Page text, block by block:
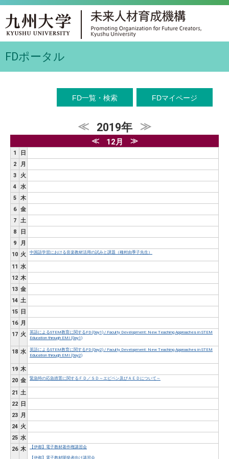
FDポータル
≪ 2019年 ≫
≪ 12月 ≫
1
日
2
月
3
火
4
水
5
木
6
金
7
土
8
日
9
月
10 火 中国語学習における音楽教材活用の試みと課題（種村由季子先生）
11 水
12 木
13 金
14 土
15 日
16 月
17 火
英語によるSTEM教育に関するFD (Day1) / Faculty Development: New Teaching Approaches in STEM
Education through EMI (Day1)
18 水
英語によるSTEM教育に関するFD (Day2) / Faculty Development: New Teaching Approaches in STEM
Education through EMI (Day2)
19 木
20 金 緊急時の応急措置に関するＦＤ／ＳＤ～エピペン及びＡＥＤについて～
21 土
22 日
23 月
24 火
25 水
26 木 【伊都】電子教材著作権講習会
【伊都】電子教材開発者向け講習会